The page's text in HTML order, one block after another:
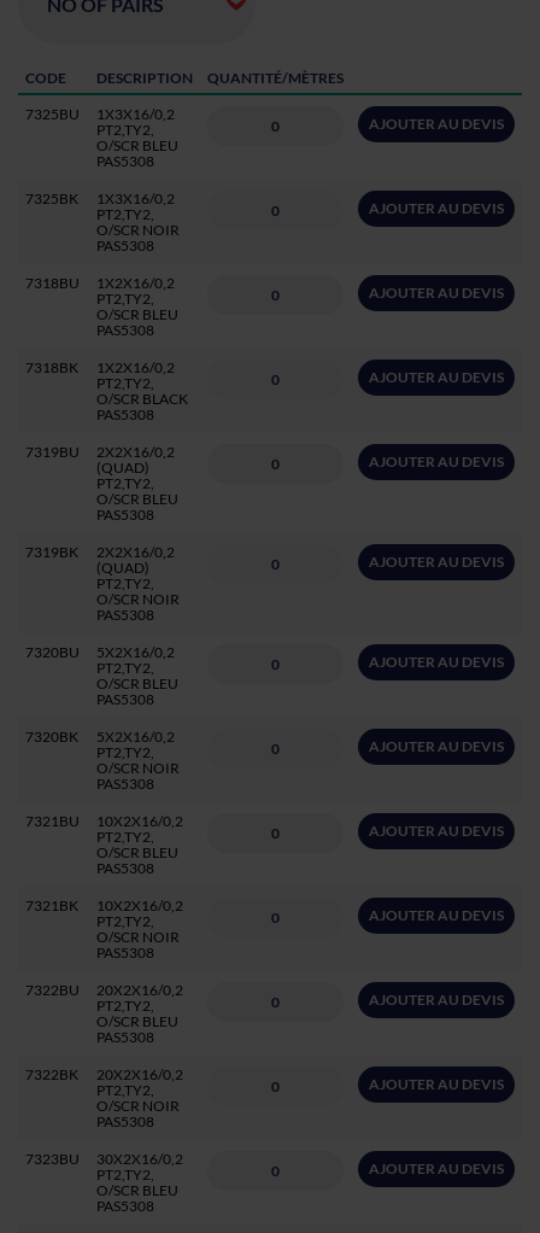
CODE DESCRIPTION
QUANTITÉ/MÈTRES
7325BU
1X3X16/0,2
PT2,TY2,
O/SCR BLEU
PAS5308
AJOUTER AU DEVIS
7325BK
1X3X16/0,2
PT2,TY2,
O/SCR NOIR
PAS5308
AJOUTER AU DEVIS
7318BU
1X2X16/0,2
PT2,TY2,
O/SCR BLEU
PAS5308
AJOUTER AU DEVIS
7318BK
1X2X16/0,2
PT2,TY2,
O/SCR BLACK
PAS5308
AJOUTER AU DEVIS
7319BU
2X2X16/0,2
(QUAD)
PT2,TY2,
O/SCR BLEU
PAS5308
AJOUTER AU DEVIS
7319BK
2X2X16/0,2
(QUAD)
PT2,TY2,
O/SCR NOIR
PAS5308
AJOUTER AU DEVIS
7320BU
5X2X16/0,2
PT2,TY2,
O/SCR BLEU
PAS5308
AJOUTER AU DEVIS
7320BK
5X2X16/0,2
PT2,TY2,
O/SCR NOIR
PAS5308
AJOUTER AU DEVIS
7321BU
10X2X16/0,2
PT2,TY2,
O/SCR BLEU
PAS5308
AJOUTER AU DEVIS
7321BK
10X2X16/0,2
PT2,TY2,
O/SCR NOIR
PAS5308
AJOUTER AU DEVIS
7322BU
20X2X16/0,2
PT2,TY2,
O/SCR BLEU
PAS5308
AJOUTER AU DEVIS
7322BK
20X2X16/0,2
PT2,TY2,
O/SCR NOIR
PAS5308
AJOUTER AU DEVIS
7323BU
30X2X16/0,2
PT2,TY2,
O/SCR BLEU
PAS5308
AJOUTER AU DEVIS